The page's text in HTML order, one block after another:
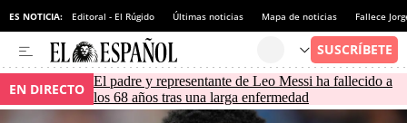
ES NOTICIA: Editoral - El Rúgido Últimas noticias Mapa de noticias Fallece
EN DIRECTO El padre y representante de Leo Messi ha fallecido a
los 68 años tras una larga enfermedad